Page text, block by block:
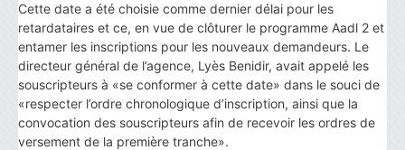
Cette date a été choisie comme dernier délai pour les
retardataires et ce, en vue de clôturer le programme Aadl 2 et
entamer les inscriptions pour les nouveaux demandeurs. Le
directeur général de l’agence, Lyès Benidir, avait appelé les
souscripteurs à «se conformer à cette date» dans le souci de
«respecter l’ordre chronologique d’inscription, ainsi que la
convocation des souscripteurs afin de recevoir les ordres de
versement de la première tranche».